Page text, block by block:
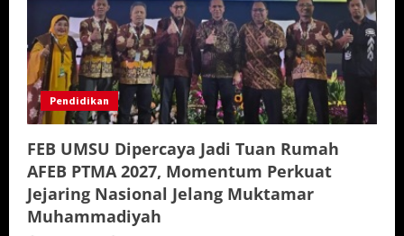
Pendidikan
FEB UMSU Dipercaya Jadi Tuan Rumah
AFEB PTMA 2027, Momentum Perkuat
Jejaring Nasional Jelang Muktamar
Muhammadiyah